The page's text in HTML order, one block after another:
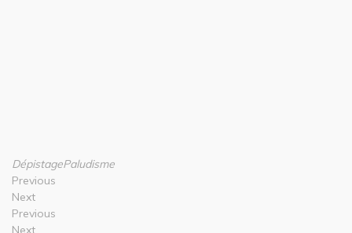
DépistagePaludisme
Previous
Next
Previous
Next